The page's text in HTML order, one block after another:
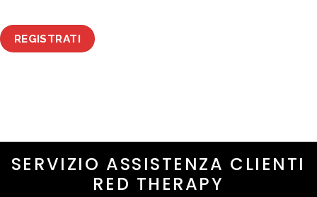
REGISTRATI
SERVIZIO ASSISTENZA CLIENTI
RED THERAPY